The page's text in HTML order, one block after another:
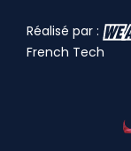
Réalisé par :
French Tech